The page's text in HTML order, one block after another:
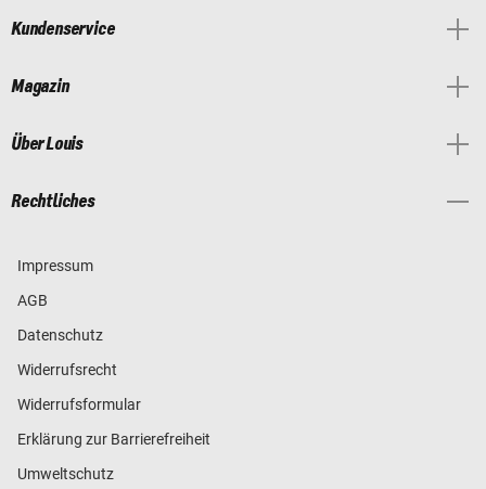
Kundenservice
Magazin
Über Louis
Rechtliches
Impressum
AGB
Datenschutz
Widerrufsrecht
Widerrufsformular
Erklärung zur Barrierefreiheit
Umweltschutz